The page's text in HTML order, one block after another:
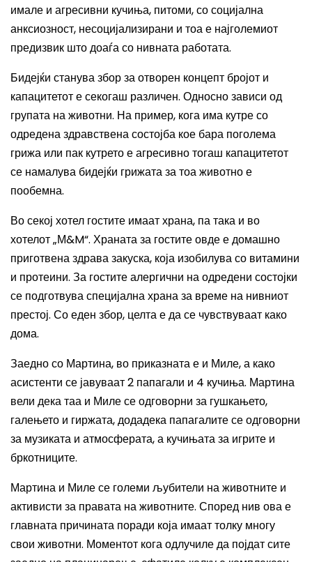
имале и агресивни кучиња, питоми, со социјална
анксиозност, несоцијализирани и тоа е најголемиот
предизвик што доаѓа со нивната работата.
Бидејќи станува збор заотворен концепт бројот и
капацитетоте секогаш различен. Односно зависи од
групата на животни. На пример, кога има кутре со
одредена здравствена состојба кое бара поголема
грижа или пак кутрето е агресивно тогаш капацитетот
се намалува бидејќи грижата затоа животное
пообемна.
Во секој хотел гостите имаат храна, па така и во
хотелот „М&M“. Храната за гостите овде е домашно
приготвена здрава закуска, која изобилува со витамини
и протеини. За гостите алергични на одредени состојки
се подготвува специјална храна за време на нивниот
престој. Со еден збор, целта е да се чувствуваат како
дома.
Заедно со Мартина, во приказната е и Миле, а како
асистенти се јавуваат 2 папагали и 4 кучиња. Мартина
вели дека таа и Миле се одговорни за гушкањето,
галењето и гиржата, додадека папагалите се одговорни
за музиката и атмосферата, а кучињата за игрите и
бркотниците.
Мартина и Миле се големи љубители на животните и
активисти за правата на животните. Според нив ова е
главната причината поради која имаат толку многу
свои животни. Моментот кога одлучиле да појдат сите